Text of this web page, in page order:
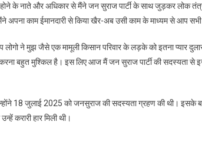
सुराज
पार्टी
झटका,
रितेश
दिया
इस्तीफा,
होने के नाते और अधिकार से मैंने जन सुराज पार्टी के साथ जुड़कर लोक
अपना काम ईमानदारी से किया खैर-अब उसी काम के माध्यम से आप सभी
ने मुझ जैसे एक मामूली किसान परिवार के लड़के को इतना प्यार
बहुत मुश्किल है। इस लिए आज मैं जन सुराज पार्टी की सदस्यता से
18 जुलाई 2025 को जनसुराज की सदस्यता ग्रहण की थी। इसके
करारी हार मिली थी।